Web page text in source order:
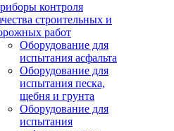
контроля
строительных и
работ
Оборудование для
испытания асфальта
Оборудование для
испытания песка,
щебня и грунта
Оборудование для
испытания